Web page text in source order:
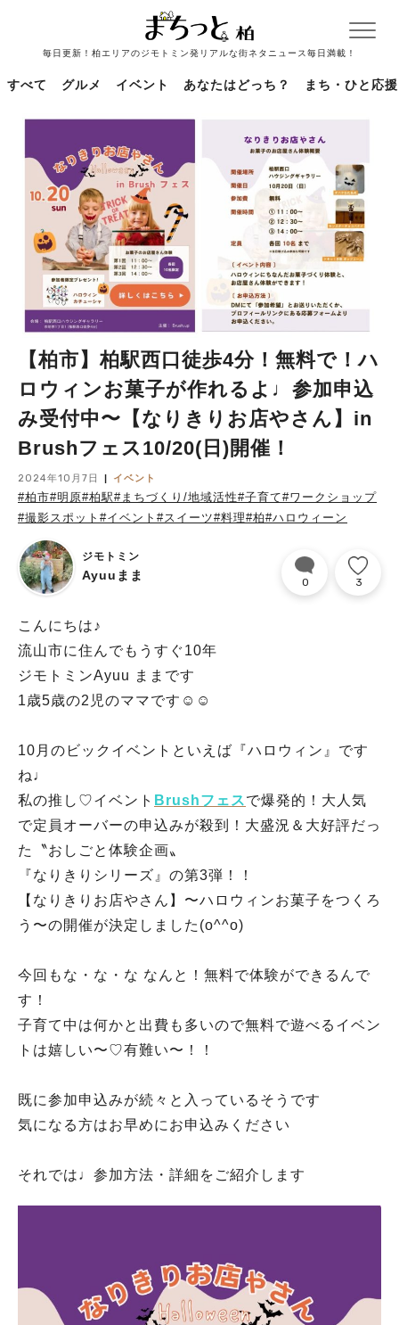
毎日更新！柏エリアのジモトミン発リアルな街ネタニュース毎日満載！
すべて グルメ イベント あなたはどっち？ まち・ひと応援
【柏市】柏駅西口徒歩4分！無料で！ハ
ロウィンお菓子が作れるよ♩参加申込
み受付中〜【なりきりお店やさん】in
Brushフェス10/20(日)開催！
2024年10月7日 イベント
#柏市#明原#柏駅#まちづくり/地域活性#子育て#ワークショップ
#撮影スポット #イベント #スイーツ#料理#柏#ハロウィーン
ジモトミン
Ayuuまま 0 3
こんにちは♪
流山市に住んでもうすぐ10年
ジモトミンAyuu ままです
1歳5歳の2児のママです☺︎☺︎
10月のビックイベントといえば『ハロウィン』です
ね♩
私の推し♡イベント Brushフェスで爆発的！大人気
で定員オーバーの申込みが殺到！大盛況＆大好評だっ
た〝おしごと体験企画〟
『なりきりシリーズ』の第3弾！！
【なりきりお店やさん】〜ハロウィンお菓子をつくろ
う〜の開催が決定しました(o^^o)
今回もな・な・な なんと！無料で体験ができるんで
す！
子育て中は何かと出費も多いので無料で遊べるイベン
トは嬉しい〜♡有難い〜！！
既に参加申込みが続々と入っているそうです
気になる方はお早めにお申込みください
それでは♩参加方法・詳細をご紹介します